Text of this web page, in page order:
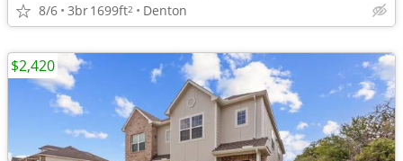
8/6 3br1699ft2 Denton
$2,420